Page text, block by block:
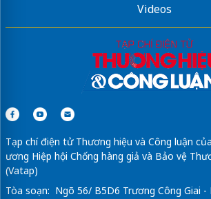
Videos
Tạp chí điện tử Thương hiệu và Công luận
ương Hiệp hội Chống hàng giả và Bảo vệ
(Vatap)
Tòa soạn: Ngõ 56/ B5D6 Trương Công Giai -